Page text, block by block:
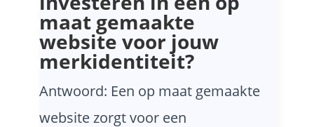
maat gemaakte
website voor jouw
merkidentiteit?
Antwoord: Een op maat gemaakte
website zorgt voor een